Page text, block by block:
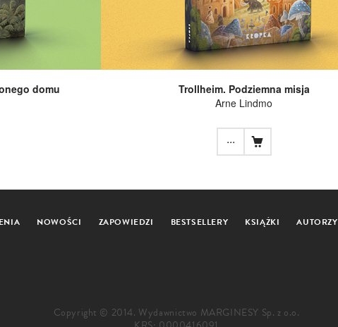
domu
Trollheim. Podziemna misja
Arne Lindmo
...
NOWOŚCI ZAPOWIEDZI BESTSELLERY KSIĄŻKI AUTORZY
Copyright © 2014. Wydawnictwo MARGINESY Sp. z o.o.